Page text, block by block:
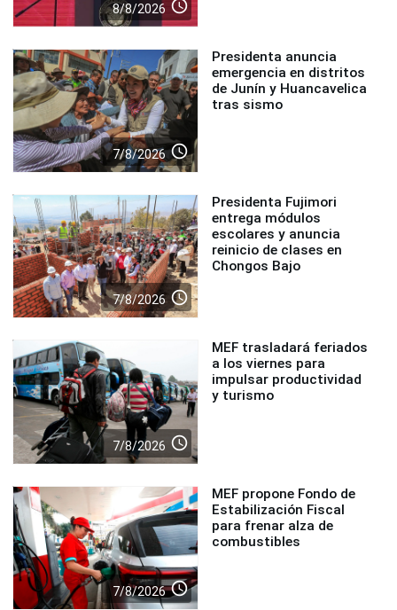
8/8/2026 access_time
7/8/2026 access_time
Presidenta anuncia
emergencia en distritos
de Junín y Huancavelica
tras sismo
7/8/2026 access_time
Presidenta Fujimori
entrega módulos
escolares y anuncia
reinicio de clases en
Chongos Bajo
7/8/2026 access_time
MEF trasladará feriados
a los viernes para
impulsar productividad
y turismo
7/8/2026 access_time
MEF propone Fondo de
Estabilización Fiscal
para frenar alza de
combustibles